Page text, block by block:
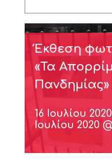
Έκθεση
«Τα
Πανδημίας»
16 Ιουλίου
Ιουλίου 2020